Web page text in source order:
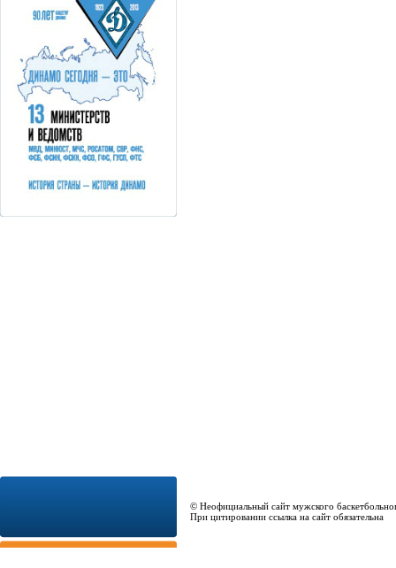
© Неофициальный сайт мужского
При цитировании ссылка на сайт обязательна